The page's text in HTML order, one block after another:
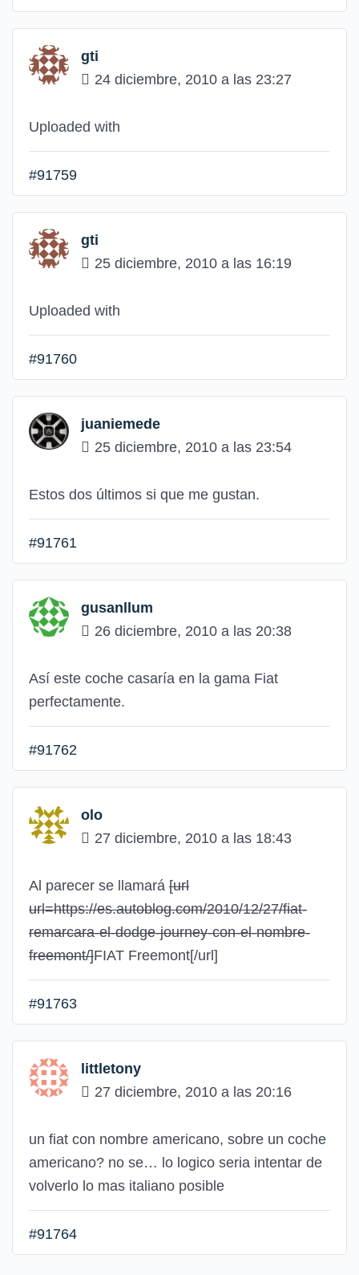
gti
24 diciembre, 2010 a las 23:27
Uploaded with
#91759
gti
25 diciembre, 2010 a las 16:19
Uploaded with
#91760
juaniemede
25 diciembre, 2010 a las 23:54
Estos dos últimos si que me gustan.
#91761
gusanllum
26 diciembre, 2010 a las 20:38
Así este coche casaría en la gama Fiat
perfectamente.
#91762
olo
27 diciembre, 2010 a las 18:43
Al parecer se llamará [url
url=https://es.autoblog.com/2010/12/27/fiat-
remarcara-el-dodge-journey-con-el-nombre-
freemont/]FIAT Freemont[/url]
#91763
littletony
27 diciembre, 2010 a las 20:16
un fiat con nombre americano, sobre un coche
americano? no se… lo logico seria intentar de
volverlo lo mas italiano posible
#91764